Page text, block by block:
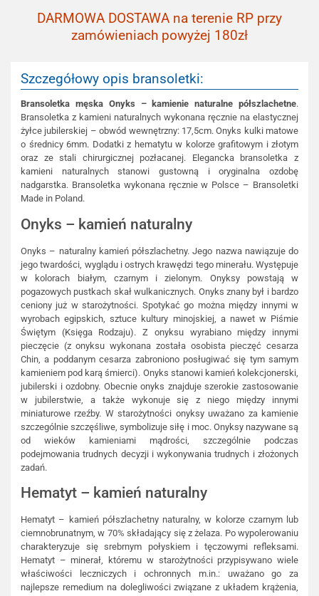
DARMOWA DOSTAWA na terenie RP przy
zamówieniach powyżej 180zł
Szczegółowy opis bransoletki:
Bransoletka męska Onyks – kamienie naturalne półszlachetne.
Bransoletka z kamieni naturalnych wykonana ręcznie na elastycznej
żyłce jubilerskiej – obwód wewnętrzny: 17,5cm. Onyks kulki matowe
o średnicy 6mm. Dodatki z hematytu w kolorze grafitowym i złotym
oraz ze stali chirurgicznej pozłacanej. Elegancka bransoletka z
kamieni naturalnych stanowi gustowną i oryginalna ozdobę
nadgarstka. Bransoletka wykonana ręcznie w Polsce – Bransoletki
Made in Poland.
Onyks – kamień naturalny
Onyks – naturalny kamień półszlachetny. Jego nazwa nawiązuje do
jego twardości, wyglądu i ostrych krawędzi tego minerału. Występuje
w kolorach białym, czarnym i zielonym. Onyksy powstają w
pogazowych pustkach skał wulkanicznych. Onyks znany był i bardzo
ceniony już w starożytności. Spotykać go można między innymi w
wyrobach egipskich, sztuce kultury minojskiej, a nawet w Piśmie
Świętym (Księga Rodzaju). Z onyksu wyrabiano między innymi
pieczęcie (z onyksu wykonana została osobista pieczęć cesarza
Chin, a poddanym cesarza zabroniono posługiwać się tym samym
kamieniem pod karą śmierci). Onyks stanowi kamień kolekcjonerski,
jubilerski i ozdobny. Obecnie onyks znajduje szerokie zastosowanie
w jubilerstwie, a także wykonuje się z niego między innymi
miniaturowe rzeźby. W starożytności onyksy uważano za kamienie
szczególnie szczęśliwe, symbolizuje siłę i moc. Onyksy nazywane są
od wieków kamieniami mądrości, szczególnie podczas
podejmowania trudnych decyzji i wykonywania trudnych i złożonych
zadań.
Hematyt – kamień naturalny
Hematyt – kamień półszlachetny naturalny, w kolorze czarnym lub
ciemnobrunatnym, w 70% składający się z żelaza. Po wypolerowaniu
charakteryzuje się srebrnym połyskiem i tęczowymi refleksami.
Hematyt – minerał, któremu w starożytności przypisywano wiele
właściwości leczniczych i ochronnych m.in.: uważano go za
najlepsze remedium na dolegliwości związane z układem krążenia,